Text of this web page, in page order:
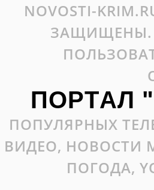
NOVOSTI-
ЗАЩИЩЕНЫ.
ПОРТАЛ
ПОПУЛЯРНЫХ
ВИДЕО, НОВОСТИ
ПОГОДА,